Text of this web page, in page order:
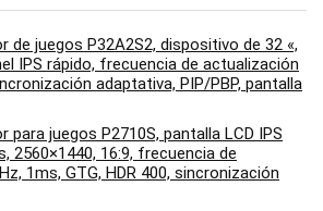
de juegos P32A2S2, dispositivo de 32 «,
IPS rápido, frecuencia de actualización
adaptativa, PIP/PBP, pantalla
para juegos P2710S, pantalla LCD IPS
2560×1440, 16:9, frecuencia de
1ms, GTG, HDR 400, sincronización